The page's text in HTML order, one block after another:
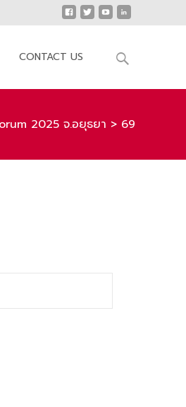
CONTACT US
Search
2025 จ.อยุธยา > 69